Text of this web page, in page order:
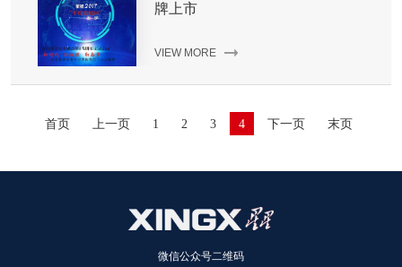
牌上市
VIEW MORE
首页 上一页 1 2 3 4 下一页 末页
微信公众号二维码